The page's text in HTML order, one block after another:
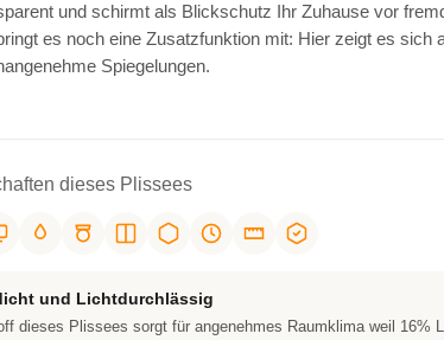
und schirmt als Blickschutz Ihr Zuhause vor
es noch eine Zusatzfunktion mit: Hier zeigt es sich
Spiegelungen.
dieses Plissees
und Lichtdurchlässig
dieses Plissees sorgt für angenehmes Raumklima weil 16%